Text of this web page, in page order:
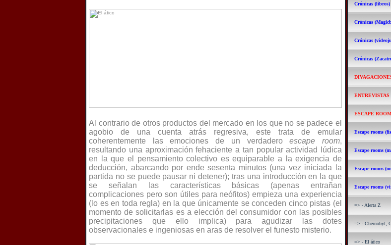
Al contrario de otros productos del mercado en los que no se padece el
agobio de una cuenta atrás regresiva, este trata de emular
coherentemente las emociones de un verdaderoescape room,
resultando una aproximación fehaciente a tan popular actividad lúdica
en la que el pensamiento colectivo es equiparable a la exigencia de
deducción, abarcando por ende sesenta minutos (una vez iniciada la
partida no se puede pausar ni detener); tras una introducción en la que
se señalan las características básicas (apenas entrañan
complicaciones pero son útiles para neófitos) empieza una experiencia
(lo es en toda regla) en la que únicamente se conceden cinco pistas (el
momento de solicitarlas es a elección del consumidor con las posibles
precipitaciones que ello implica) para agudizar las dotes
observacionales e ingeniosas en aras de resolver el funesto misterio.
Crónicas (libros)
Crónicas
Crónicas
Crónicas
ENTREVISTAS
ESCAPE
Escape rooms
Escape rooms
Escape rooms
Escape rooms
=> - Alerta Z
=> - Chernobyl,
=> - El ático